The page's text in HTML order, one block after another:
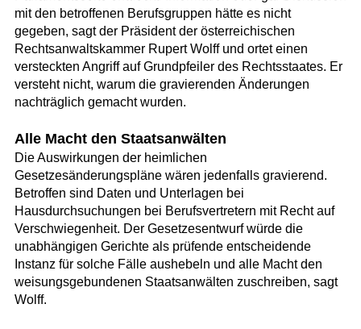
mit den betroffenen Berufsgruppen hätte es nicht
gegeben, sagt der Präsident der österreichischen
Rechtsanwaltskammer Rupert Wolff und ortet einen
versteckten Angriff auf Grundpfeiler des Rechtsstaates. Er
versteht nicht, warum die gravierenden Änderungen
nachträglich gemacht wurden.
Alle Macht den Staatsanwälten
Die Auswirkungen der heimlichen
Gesetzesänderungspläne wären jedenfalls gravierend.
Betroffen sind Daten und Unterlagen bei
Hausdurchsuchungen bei Berufsvertretern mit Recht auf
Verschwiegenheit. Der Gesetzesentwurf würde die
unabhängigen Gerichte als prüfende entscheidende
Instanz für solche Fälle aushebeln und alle Macht den
weisungsgebundenen Staatsanwälten zuschreiben, sagt
Wolff.